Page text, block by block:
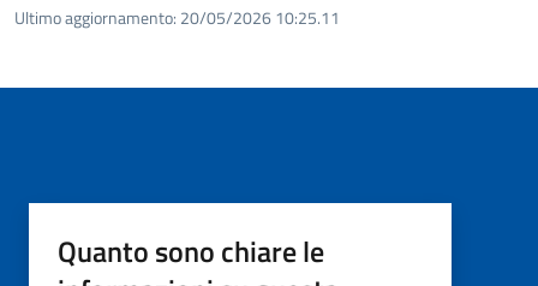
Ultimo aggiornamento: 20/05/2026 10:25.11
Quanto sono chiare le